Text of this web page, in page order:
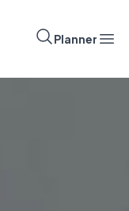
Planner